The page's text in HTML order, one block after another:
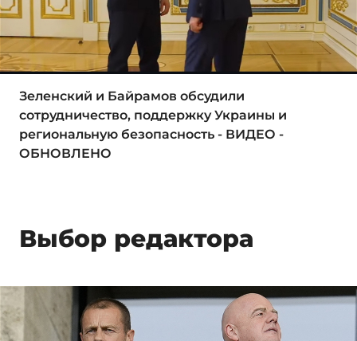
Зеленский и Байрамов обсудили
сотрудничество, поддержку Украины и
региональную безопасность - ВИДЕО -
ОБНОВЛЕНО
Выбор редактора